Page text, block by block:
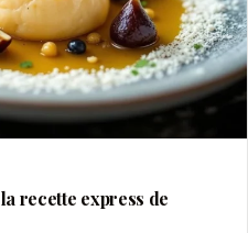
recette express de